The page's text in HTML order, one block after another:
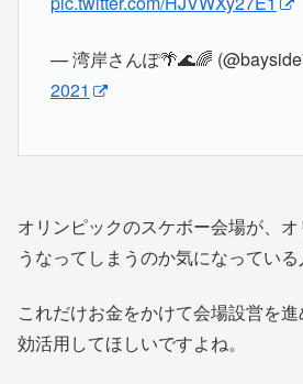
— 湾岸さんぽ🌴🌊🌈
2021
オリンピックのスケボー会場が、
うなってしまうのか気になっている
これだけお金をかけて会場設営を
効活用してほしいですよね。